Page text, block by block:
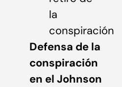
la
conspiración
Defensa de la
conspiración
en el Johnson